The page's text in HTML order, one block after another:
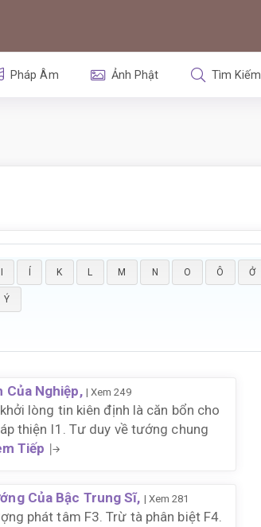
Pháp Âm Ảnh Phật Tìm Kiếm
I Í K L M N O Ô Ở
Ý
Của Nghiệp, | Xem 249
lòng tin kiên định là căn bổn cho
thiện I1. Tư duy về tướng chung
Tiếp
Của Bậc Trung Sĩ, | Xem 281
phát tâm F3. Trừ tà phân biệt F4.